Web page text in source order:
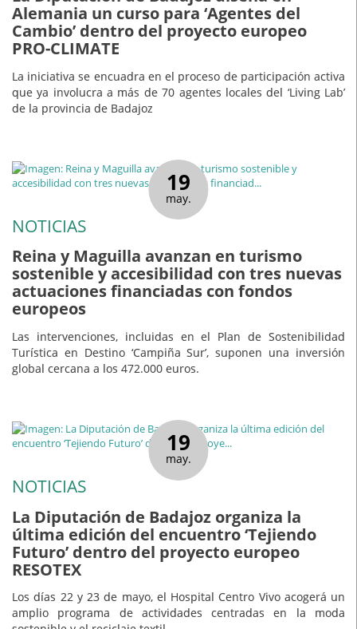
Alemania un curso para ‘Agentes del
Cambio’ dentro del proyecto europeo
PRO-CLIMATE
La iniciativa se encuadra en el proceso de participación activa
que ya involucra a más de 70 agentes locales del ‘Living Lab’
de la provincia de Badajoz
19
may.
NOTICIAS
Reina y Maguilla avanzan en turismo
sostenible y accesibilidad con tres nuevas
actuaciones financiadas con fondos
europeos
Las intervenciones, incluidas en el Plan de Sostenibilidad
Turística en Destino ‘Campiña Sur’, suponen una inversión
global cercana a los 472.000 euros.
19
may.
NOTICIAS
La Diputación de Badajoz organiza la
última edición del encuentro ‘Tejiendo
Futuro’ dentro del proyecto europeo
RESOTEX
Los días 22 y 23 de mayo, el Hospital Centro Vivo acogerá un
amplio programa de actividades centradas en la moda